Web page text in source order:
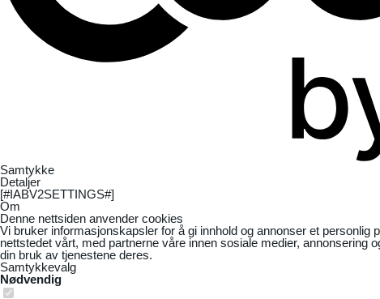
Samtykke
Detaljer
[#IABV2SETTINGS#]
Om
Denne nettsiden anvender cookies
Vi bruker informasjonskapsler for å gi innhold og annonser et
nettstedet vårt, med partnerne våre innen sosiale medier, annonsering
din bruk av tjenestene deres.
Samtykkevalg
Nødvendig